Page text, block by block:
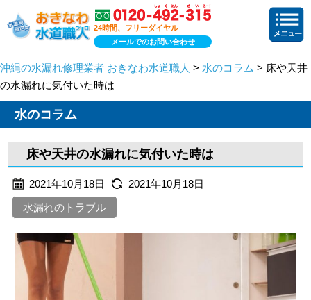
24時間、フリーダイヤル
メールでのお問い合わせ
沖縄の水漏れ修理業者 おきなわ水道職人 > 水のコラム > 床や天井
の水漏れに気付いた時は
水のコラム
床や天井の水漏れに気付いた時は
2021年10月18日
2021年10月18日
水漏れのトラブル